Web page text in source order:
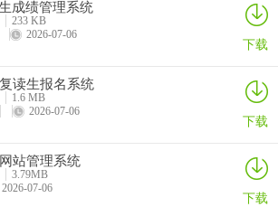
成绩管理系统
233 KB
2026-07-06 下载
读生报名系统
1.6 MB
2026-07-06 下载
站管理系统
3.79MB
2026-07-06
下载